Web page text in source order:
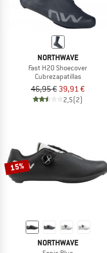
NORTHWAVE
Fast H20 Shoecover
Cubrezapatillas
46,95 € 39,91 €
2,5(2)
15%
NORTHWAVE